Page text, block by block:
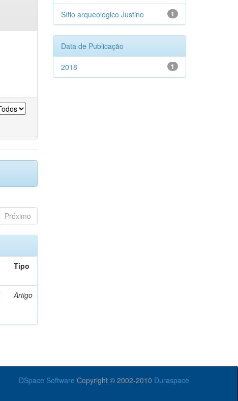
Próximo
Tipo
Artigo
1
Sítio arqueológico Justino
Data de Publicação
1
2018
DSpace Software Copyright © 2002-2010 Duraspace